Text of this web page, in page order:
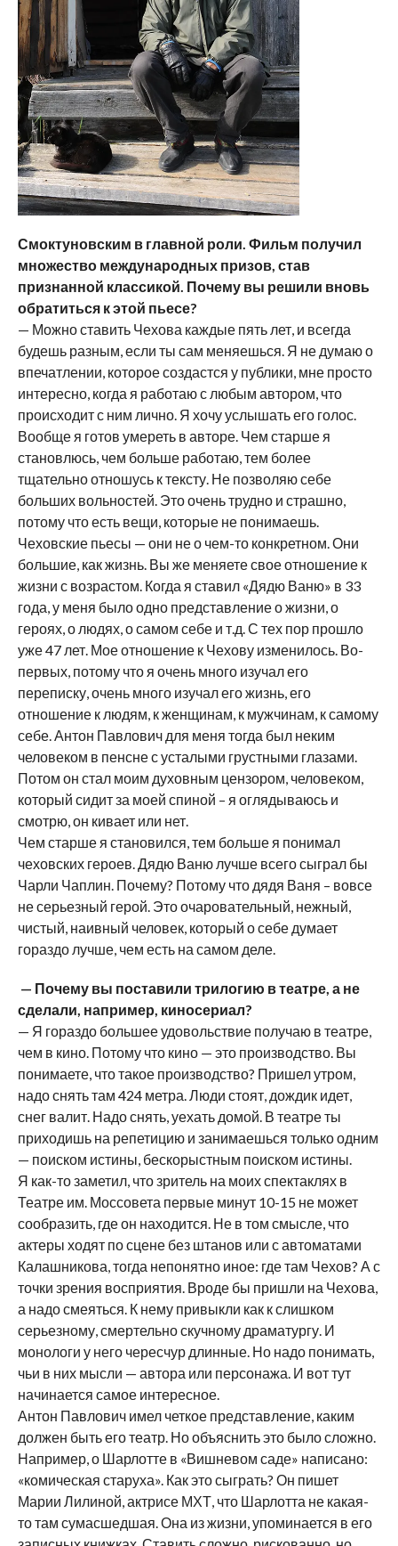
Смоктуновским в главной роли. Фильм получил
множество международных призов, став
признанной классикой. Почему вы решили вновь
обратиться к этой пьесе?
— Можно ставить Чехова каждые пять лет, и всегда
будешь разным, если ты сам меняешься. Я не думаю о
впечатлении, которое создастся у публики, мне просто
интересно, когда я работаю с любым автором, что
происходит с ним лично. Я хочу услышать его голос.
Вообще я готов умереть в авторе. Чем старше я
становлюсь, чем больше работаю, тем более
тщательно отношусь к тексту. Не позволяю себе
больших вольностей. Это очень трудно и страшно,
потому что есть вещи, которые не понимаешь.
Чеховские пьесы — они не о чем-то конкретном. Они
большие, как жизнь. Вы же меняете свое отношение к
жизни с возрастом. Когда я ставил «Дядю Ваню» в 33
года, у меня было одно представление о жизни, о
героях, о людях, о самом себе и т.д. С тех пор прошло
уже 47 лет. Мое отношение к Чехову изменилось. Во-
первых, потому что я очень много изучал его
переписку, очень много изучал его жизнь, его
отношение к людям, к женщинам, к мужчинам, к самому
себе. Антон Павлович для меня тогда был неким
человеком в пенсне с усталыми грустными глазами.
Потом он стал моим духовным цензором, человеком,
который сидит за моей спиной – я оглядываюсь и
смотрю, он кивает или нет.
Чем старше я становился, тем больше я понимал
чеховских героев. Дядю Ваню лучше всего сыграл бы
Чарли Чаплин. Почему? Потому что дядя Ваня – вовсе
не серьезный герой. Это очаровательный, нежный,
чистый, наивный человек, который о себе думает
гораздо лучше, чем есть на самом деле.
— Почему вы поставили трилогию в театре, а не
сделали, например, киносериал?
— Я гораздо большее удовольствие получаю в театре,
чем в кино. Потому что кино — это производство. Вы
понимаете, что такое производство? Пришел утром,
надо снять там 424 метра. Люди стоят, дождик идет,
снег валит. Надо снять, уехать домой. В театре ты
приходишь на репетицию и занимаешься только одним
— поиском истины, бескорыстным поиском истины.
Я как-то заметил, что зритель на моих спектаклях в
Театре им. Моссовета первые минут 10-15 не может
сообразить, где он находится. Не в том смысле, что
актеры ходят по сцене без штанов или с автоматами
Калашникова, тогда непонятно иное: где там Чехов? А с
точки зрения восприятия. Вроде бы пришли на Чехова,
а надо смеяться. К нему привыкли как к слишком
серьезному, смертельно скучному драматургу. И
монологи у него чересчур длинные. Но надо понимать,
чьи в них мысли — автора или персонажа. И вот тут
начинается самое интересное.
Антон Павлович имел четкое представление, каким
должен быть его театр. Но объяснить это было сложно.
Например, о Шарлотте в «Вишневом саде» написано:
«комическая старуха». Как это сыграть? Он пишет
Марии Лилиной, актрисе МХТ, что Шарлотта не какая-
то там сумасшедшая. Она из жизни, упоминается в его